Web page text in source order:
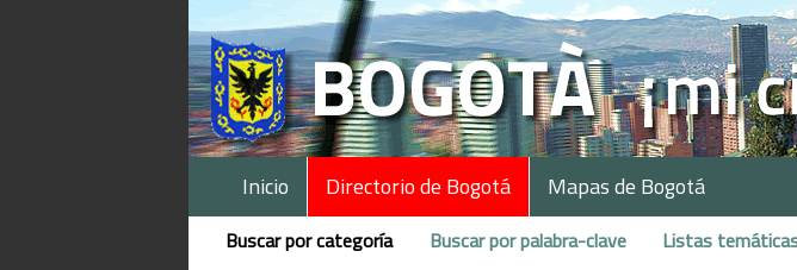
Inicio Directorio de Bogotá Mapas de Bogotá
Buscar por categoría Buscar por palabra-clave Listas